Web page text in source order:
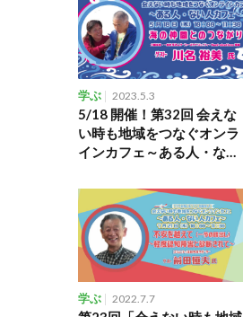
学ぶ 2023.5.3
5/18 開催！第32回 会えな
い時も地域をつなぐオンラ
インカフェ～ある人・ない
学ぶ 2022.7.7